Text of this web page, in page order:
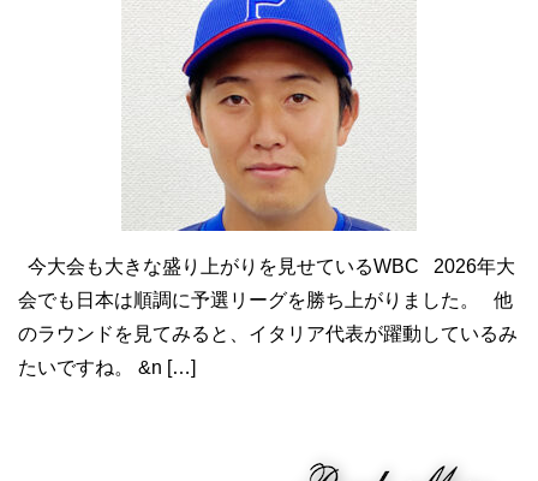
今大会も大きな盛り上がりを見せているWBC 2026年大
会でも日本は順調に予選リーグを勝ち上がりました。 他
のラウンドを見てみると、イタリア代表が躍動しているみ
たいですね。 &n […]